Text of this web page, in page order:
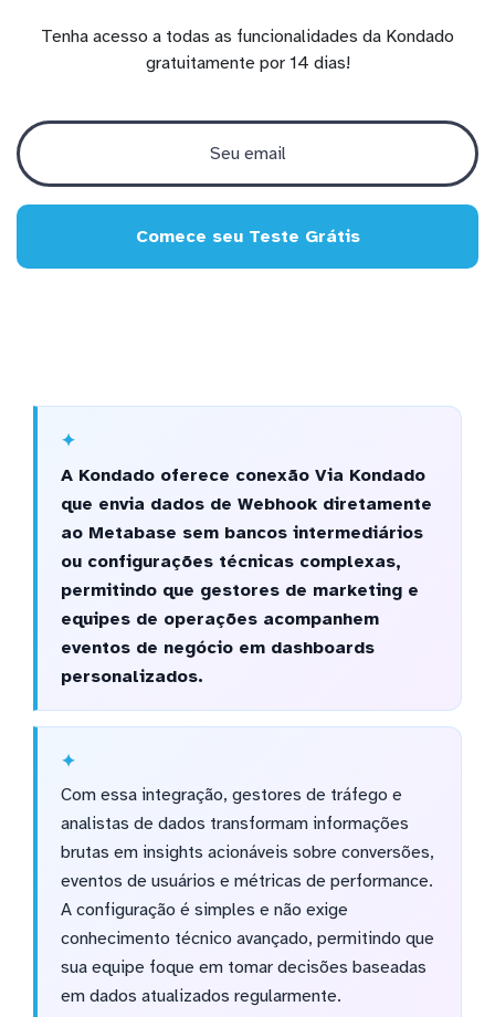
Tenha acesso a todas as funcionalidades da Kondado
gratuitamente por 14 dias!
Comece seu Teste Grátis
A Kondado oferece conexão Via Kondado
que envia dados de Webhook diretamente
ao Metabase sem bancos intermediários
ou configurações técnicas complexas,
permitindo que gestores de marketing e
equipes de operações acompanhem
eventos de negócio em dashboards
personalizados.
Com essa integração, gestores de tráfego e
analistas de dados transformam informações
brutas em insights acionáveis sobre conversões,
eventos de usuários e métricas de performance.
A configuração é simples e não exige
conhecimento técnico avançado, permitindo que
sua equipe foque em tomar decisões baseadas
em dados atualizados regularmente.